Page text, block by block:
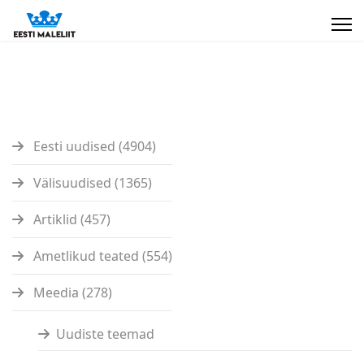
Eesti uudised (4904)
Välisuudised (1365)
Artiklid (457)
Ametlikud teated (554)
Meedia (278)
Uudiste teemad